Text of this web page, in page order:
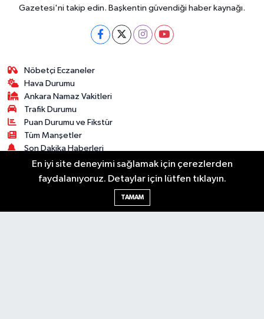
Gazetesi'ni takip edin. Başkentin güvendiği haber kaynağı.
Nöbetçi Eczaneler
Hava Durumu
Ankara Namaz Vakitleri
Trafik Durumu
Puan Durumu ve Fikstür
Tüm Manşetler
Son Dakika Haberleri
Haber Arşivi
Künye
Bilim & Teknoloji
En iyi site deneyimi sağlamak için çerezlerden
faydalanıyoruz. Detaylar için lütfen tıklayın.
TAMAM